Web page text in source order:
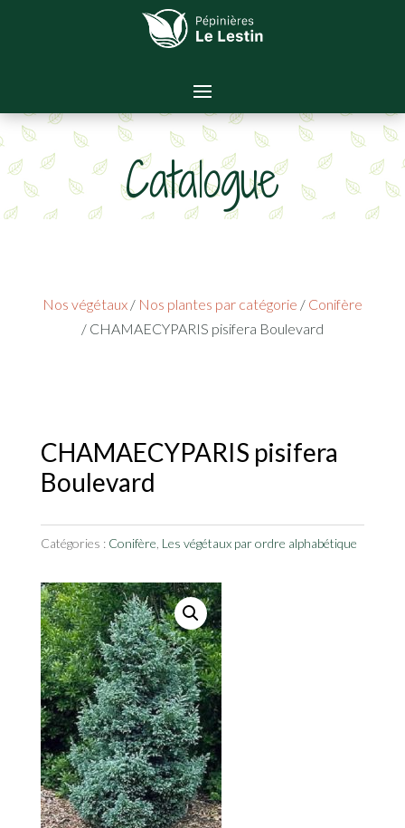
Catalogue
Nos végétaux/ Nos plantes par catégorie / Conifère
/ CHAMAECYPARIS pisifera Boulevard
CHAMAECYPARIS pisifera
Boulevard
Catégories : Conifère Les végétaux par ordre alphabétique